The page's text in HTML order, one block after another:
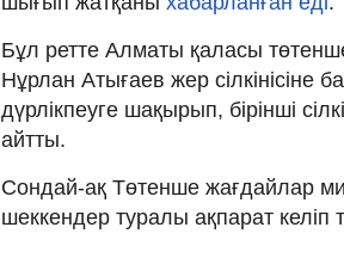
Бұл ретте Алматы қаласы
Нұрлан Атығаев жер сілкінісіне
дүрлікпеуге шақырып, бірінші
айтты.
Сондай-ақ Төтенше жағдайлар
шеккендер туралы ақпарат келіп